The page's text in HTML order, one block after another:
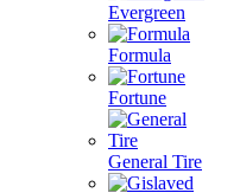
Evergreen
Formula
Fortune
General Tire